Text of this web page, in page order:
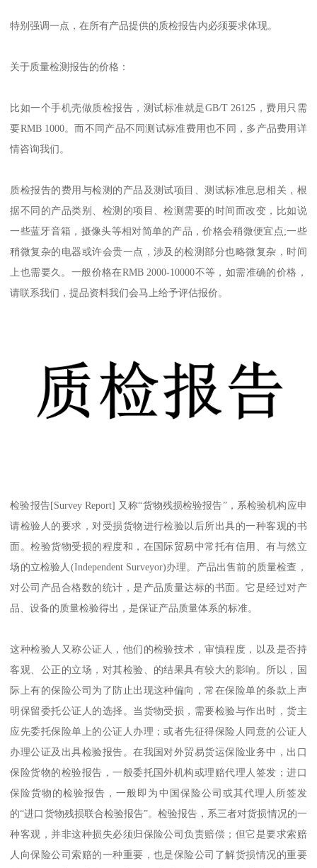
特别强调一点，在所有产品提供的质检报告内必须要求体现。
关于质量检测报告的价格：
比如一个手机壳做质检报告，测试标准就是GB/T 26125，费用只需
要RMB 1000。而不同产品不同测试标准费用也不同，多产品费用详
情咨询我们。
质检报告的费用与检测的产品及测试项目、测试标准息息相关，根
据不同的产品类别、检测的项目、检测需要的时间而改变，比如说
一些蓝牙音箱，摄像头等相对简单的产品，价格会稍微便宜点;一些
稍微复杂的电器或许会贵一点，涉及的检测部分也略微复杂，时间
上也需要久。一般价格在RMB 2000-10000不等，如需准确的价格，
请联系我们，提品资料我们会马上给予评估报价。
检验报告[Survey Report] 又称“货物残损检验报告”，系检验机构应申
请检验人的要求，对受损货物进行检验以后所出具的一种客观的书
面。检验货物受损的程度和，在国际贸易中常托有信用、有与然立
场的立检验人(Independent Surveyor)办理。产品出售前的质量检查，
对公司产品合格数的统计，是产品质量达标的书面。它是经过对产
品、设备的质量检验得出，是保证产品质量体系的标准。
这种检验人又称公证人，他们的检验技术，审慎程度，以及是否持
客观、公正的立场，对其检验、的结果具有较大的影响。所以，国
际上有的保险公司为了防止出现这种偏向，常在保险单的条款上声
明保留委托公证人的选择。当货物受损，需要检验与作出时，货主
应先委托保险单上的公证人办理；或者先征得保险人同意的公证人
办理公证及出具检验报告。在我国对外贸易货运保险业务中，出口
保险货物的检验报告，一般委托国外机构或理赔代理人签发；进口
保险货物的检验报告，一般即为中国保险公司或其代理人所签发
的“进口货物残损联合检验报告”。检验报告，系三者对货损情况的一
种客观，并非这种损失必须归保险公司负责赔偿；但它是要求索赔
人向保险公司索赔的一种重要，也是保险公司了解货损情况的重要